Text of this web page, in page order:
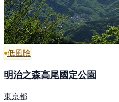
低風險
明治之森高尾國定公園
東京都